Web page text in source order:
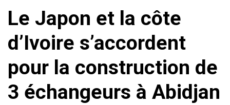
Le Japon et la côte
d’Ivoire s’accordent
pour la construction de
3 échangeurs à Abidjan